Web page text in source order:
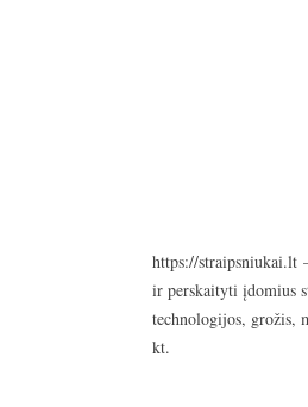
https://straipsniukai.lt
ir perskaityti įdomius
technologijos, grožis,
kt.